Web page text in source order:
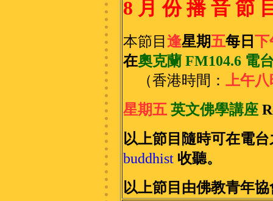
8 月 份 播 音 節
本節目 逢星期五每日 下
在奧克蘭 FM104.6 電
（香港時間： 上午八
星期五 英文佛學講座
以上節目隨時可在電
buddhist 收聽。
以上節目由佛教青年